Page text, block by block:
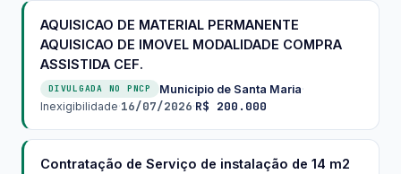
AQUISICAO DE MATERIAL PERMANENTE
AQUISICAO DE IMOVEL MODALIDADE COMPRA
ASSISTIDA CEF.
DIVULGADA NO PNCP Municipio de Santa Maria·
Inexigibilidade·16/07/2026·R$ 200.000
Contratação de Serviço de instalação de 14 m2